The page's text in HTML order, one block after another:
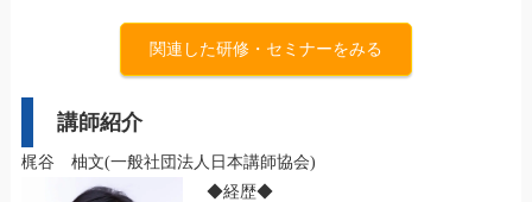
関連した研修・セミナーをみる
講師紹介
梶谷 柚文(一般社団法人日本講師協会)
◆経歴◆